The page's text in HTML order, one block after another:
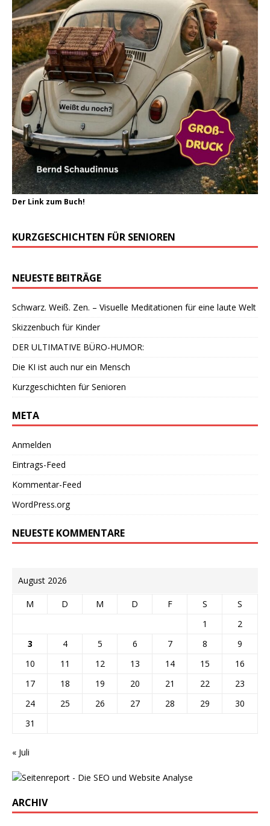
Der Link zum Buch!
KURZGESCHICHTEN FÜR SENIOREN
NEUESTE BEITRÄGE
Schwarz. Weiß. Zen. – Visuelle Meditationen für eine laute Welt
Skizzenbuch für Kinder
DER ULTIMATIVE BÜRO-HUMOR:
Die KI ist auch nur ein Mensch
Kurzgeschichten für Senioren
META
Anmelden
Eintrags-Feed
Kommentar-Feed
WordPress.org
NEUESTE KOMMENTARE
August 2026
M D M D F S
S
1
2
3
4 5 6 7 8
9
10
11 12 13 14 15
16
17
18 19 20 21 22
23
24
25 26 27 28 29
30
31
« Juli
ARCHIV